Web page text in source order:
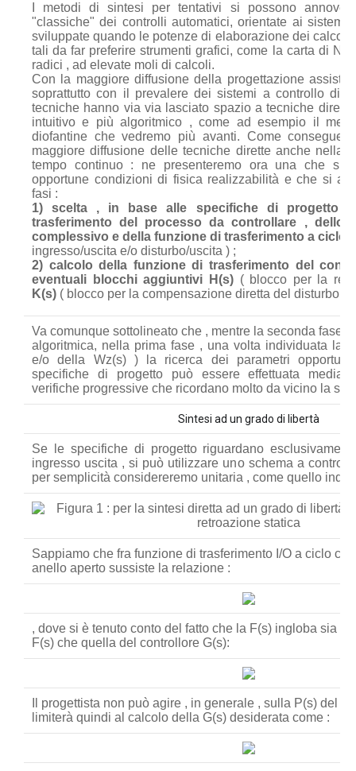
I metodi di sintesi per tentativi si possono
"classiche" dei controlli automatici, orientate ai sistemi
sviluppate quando le potenze di elaborazione dei
tali da far preferire strumenti grafici, come la carta di
radici , ad elevate moli di calcoli.
Con la maggiore diffusione della progettazione
soprattutto con il prevalere dei sistemi a controllo
tecniche hanno via via lasciato spazio a tecniche
intuitivo e più algoritmico , come ad esempio il
diofantine che vedremo più avanti. Come
maggiore diffusione delle tecniche dirette anche nella
tempo continuo : ne presenteremo ora una che si
opportune condizioni di fisica realizzabilità e che si
fasi :
1) scelta , in base alle specifiche di progetto
trasferimento del processo da controllare , dello
complessivo e della funzione di trasferimento a ciclo
ingresso/uscita e/o disturbo/uscita ) ;
2) calcolo della funzione di trasferimento del
eventuali blocchi aggiuntivi H(s)( blocco per la
K(s) ( blocco per la compensazione diretta del disturbo ).
Va comunque sottolineato che , mentre la seconda fase
algoritmica, nella prima fase , una volta individuata la
e/o della Wz(s) ) la ricerca dei parametri
specifiche di progetto può essere effettuata
verifiche progressive che ricordano molto da vicino la
Sintesi ad un grado di libertà
Se le specifiche di progetto riguardano
ingresso uscita , si può utilizzare uno schema a
per semplicità considereremo unitaria , come quello
Sappiamo che fra funzione di trasferimento I/O a ciclo
anello aperto sussiste la relazione :
, dove si è tenuto conto del fatto che la F(s) ingloba sia la
F(s) che quella del controllore G(s):
Il progettista non può agire , in generale , sulla P(s) del
limiterà quindi al calcolo della G(s) desiderata come :